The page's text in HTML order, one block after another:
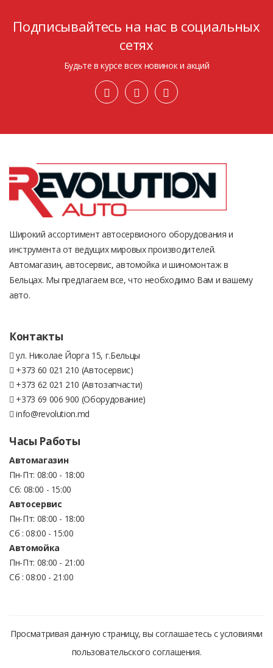
Подписывайтесь на нас в социальных
сетях
Будьте в курсе всех новинок и акций
Широкий ассортимент автосервисного оборудования и
инструмента от ведущих мировых производителей.
Автомагазин, автосервис, автомойка и шиномонтаж в
Бельцах. Мы предлагаем все, что необходимо Вам и вашему
авто.
Контакты
ул. Николае Йорга 15, г.Бельцы
+373 60 021 210 (Автосервис)
+373 62 021 210 (Автозапчасти)
+373 69 006 900 (Оборудование)
info@revolution.md
Часы Работы
Автомагазин
Пн-Пт: 08:00 - 18:00
Сб: 08:00 - 15:00
Автосервис
Пн-Пт: 08:00 - 18:00
Сб : 08:00 - 15:00
Автомойка
Пн-Пт: 08:00 - 21:00
Сб : 08:00 - 21:00
Просматривая данную страницу, вы соглашаетесь с условиями
пользовательского соглашения.